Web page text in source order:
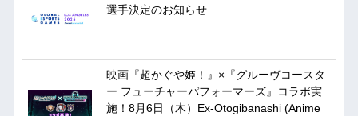
選手決定のお知らせ
映画『超かぐや姫！』×『グルーヴコースタ
ー フューチャーパフォーマーズ』コラボ実
施！8月6日（木）Ex-Otogibanashi (Anime